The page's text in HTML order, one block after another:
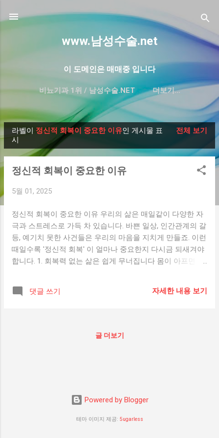
기본 콘텐츠로 건너뛰기
www.남성수술.net
이 도메인은 매매중 입니다
비뇨기과 1위 / 남성수술.NET 더보기…
프리미엄 한글 도메인 매매-대방출
글
라벨이 정신적 회복이 중요한 이유인 게시물 표
시
전체 보기
정신적 회복이 중요한 이유
5월 01, 2025
정신적 회복이 중요한 이유 우리의 삶은 매일같이 다양한 자
극과 스트레스로 가득 차 있습니다. 바쁜 일상, 인간관계의 갈
등, 예기치 못한 사건들은 우리의 마음을 지치게 만들죠. 이런
때일수록 '정신적 회복' 이 얼마나 중요한지 다시금 되새겨야
합니다. 1. 회복력 없는 삶은 쉽게 무너집니다 몸이 아프면 병
흔들리고, 결국 우울, 불안, 무기력함이 삶을 지배하게 됩니다.
서도 마음의 여유 가 필요합니다. 정서적으로 안정된 사람은
복하는 일은 곧 몸을 회복하는 일이기도 합니다. 4. 창의력과
댓글 쓰기 자세한 내용 보기
글 더보기
Powered by Blogger
테마 이미지 제공: 5ugarless